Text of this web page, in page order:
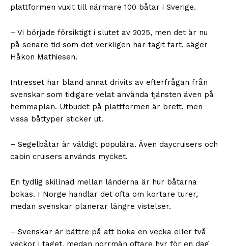
plattformen vuxit till närmare 100 båtar i Sverige.
– Vi började försiktigt i slutet av 2025, men det är nu
på senare tid som det verkligen har tagit fart, säger
Håkon Mathiesen.
Intresset har bland annat drivits av efterfrågan från
svenskar som tidigare velat använda tjänsten även på
hemmaplan. Utbudet på plattformen är brett, men
vissa båttyper sticker ut.
– Segelbåtar är väldigt populära. Även daycruisers och
cabin cruisers används mycket.
En tydlig skillnad mellan länderna är hur båtarna
bokas. I Norge handlar det ofta om kortare turer,
medan svenskar planerar längre vistelser.
– Svenskar är bättre på att boka en vecka eller två
veckor i taget, medan norrmän oftare hyr för en dag